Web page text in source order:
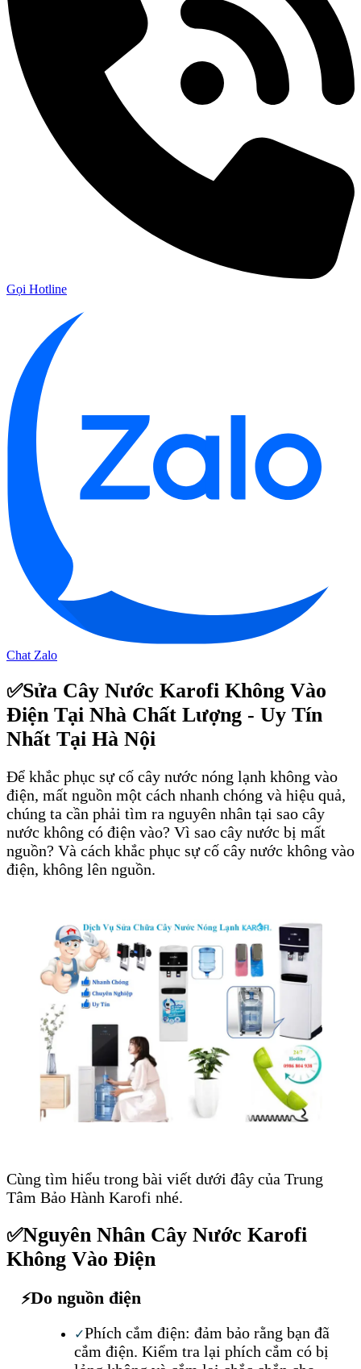
Gọi Hotline
Chat Zalo
✅Sửa Cây Nước Karofi Không Vào
Điện Tại Nhà Chất Lượng - Uy Tín
Nhất Tại Hà Nội
Để khắc phục sự cố cây nước nóng lạnh không vào
điện, mất nguồn một cách nhanh chóng và hiệu quả,
chúng ta cần phải tìm ra nguyên nhân tại sao cây
nước không có điện vào? Vì sao cây nước bị mất
nguồn? Và cách khắc phục sự cố cây nước không vào
điện, không lên nguồn.
Cùng tìm hiểu trong bài viết dưới đây của Trung
Tâm Bảo Hành Karofi nhé.
✅Nguyên Nhân Cây Nước Karofi
Không Vào Điện
⚡Do nguồn điện
✓Phích cắm điện: đảm bảo rằng bạn đã
cắm điện. Kiểm tra lại phích cắm có bị